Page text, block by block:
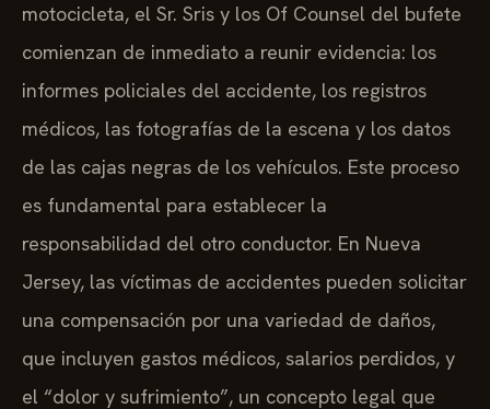
motocicleta, el Sr. Sris y los Of Counsel del bufete
comienzan de inmediato a reunir evidencia: los
informes policiales del accidente, los registros
médicos, las fotografías de la escena y los datos
de las cajas negras de los vehículos. Este proceso
es fundamental para establecer la
responsabilidad del otro conductor. En Nueva
Jersey, las víctimas de accidentes pueden solicitar
una compensación por una variedad de daños,
que incluyen gastos médicos, salarios perdidos, y
el “dolor y sufrimiento”, un concepto legal que